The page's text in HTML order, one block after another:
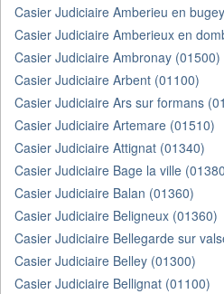
Casier Judiciaire Amberieu en
Casier Judiciaire Amberieux en
Casier Judiciaire Ambronay (01500)
Casier Judiciaire Arbent (01100)
Casier Judiciaire Ars sur formans
Casier Judiciaire Artemare (01510)
Casier Judiciaire Attignat (01340)
Casier Judiciaire Bage la ville
Casier Judiciaire Balan (01360)
Casier Judiciaire Beligneux (01360)
Casier Judiciaire Bellegarde sur
Casier Judiciaire Belley (01300)
Casier Judiciaire Bellignat (01100)